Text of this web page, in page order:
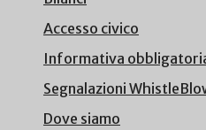
Accesso civico
Informativa
Segnalazioni
Dove siamo